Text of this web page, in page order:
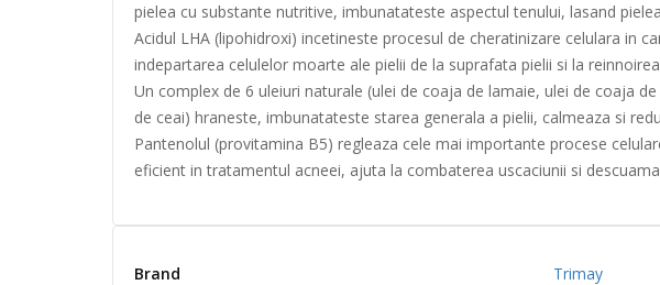
pielea cu substante nutritive, imbunatateste aspectul tenului, lasand
Acidul LHA (lipohidroxi) incetineste procesul de cheratinizare celulara in
indepartarea celulelor moarte ale pielii de la suprafata pielii si la
Un complex de 6 uleiuri naturale (ulei de coaja de lamaie, ulei de coaja
de ceai) hraneste, imbunatateste starea generala a pielii, calmeaza si
Pantenolul (provitamina B5) regleaza cele mai importante procese
eficient in tratamentul acneei, ajuta la combaterea uscaciunii si
Brand Trimay